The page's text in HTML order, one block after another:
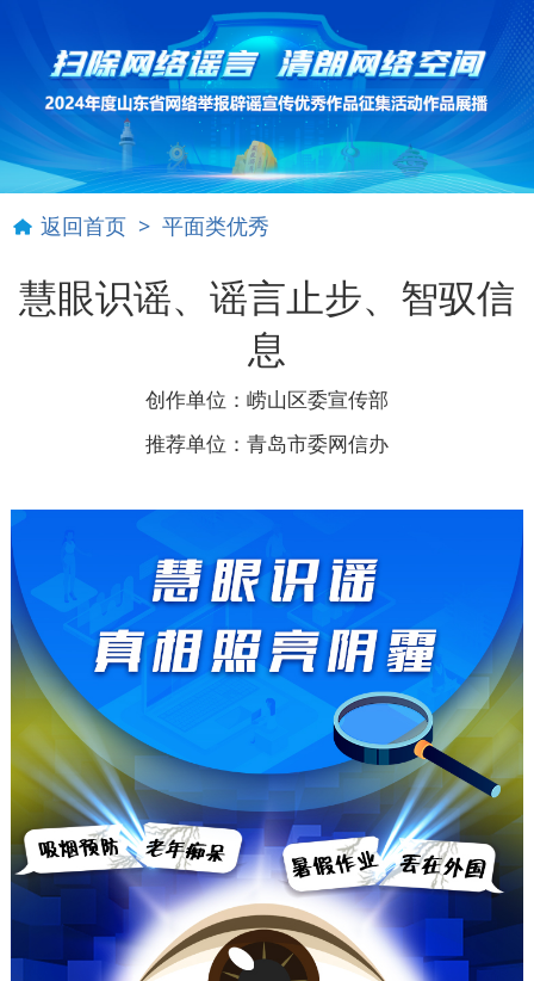
返回首页> 平面类优秀
慧眼识谣、谣言止步、智驭信
息
创作单位：崂山区委宣传部
推荐单位：青岛市委网信办